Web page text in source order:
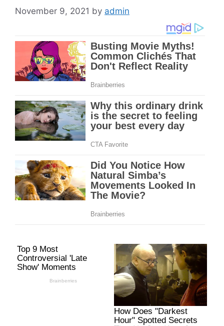
November 9, 2021 by admin